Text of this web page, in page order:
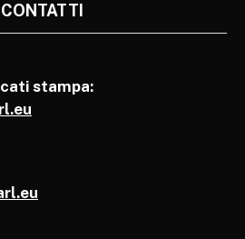
CONTATTI
stampa: